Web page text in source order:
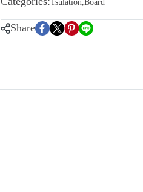
Tsulation,Board
Share